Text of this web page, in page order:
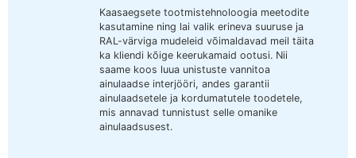
Kaasaegsete tootmistehnoloogia meetodite
kasutamine ning lai valik erineva suuruse ja
RAL-värviga mudeleid võimaldavad meil täita
ka kliendi kõige keerukamaid ootusi. Nii
saame koos luua unistuste vannitoa
ainulaadse interjööri, andes garantii
ainulaadsetele ja kordumatutele toodetele,
mis annavad tunnistust selle omanike
ainulaadsusest.